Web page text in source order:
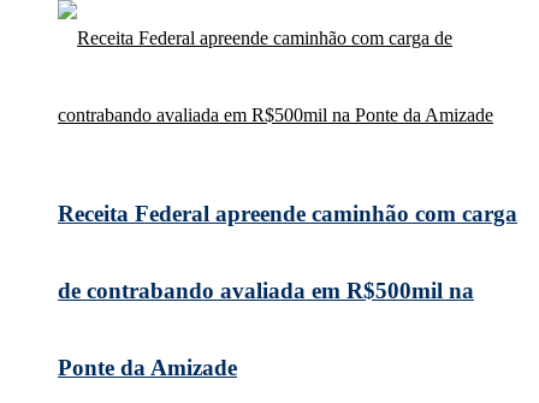
Receita Federal apreende caminhão com carga
de contrabando avaliada em R$500mil na
Ponte da Amizade